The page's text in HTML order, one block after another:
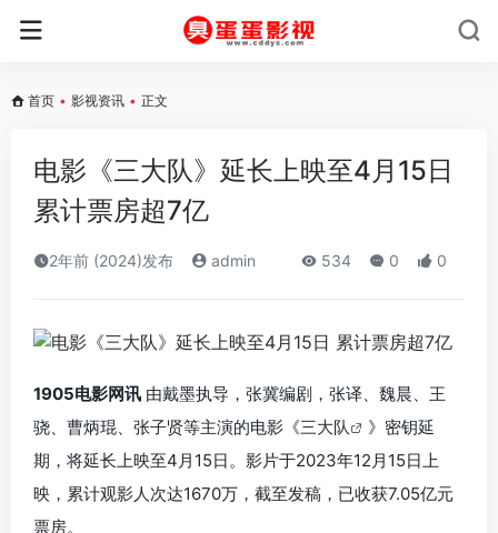
首页 • 影视资讯 • 正文
电影《三大队》延长上映至4月15日
累计票房超7亿
2年前 (2024)发布 admin 534 0 0
1905电影网讯 由戴墨执导，张冀编剧，张译、魏晨、王
骁、曹炳琨、张子贤等主演的电影《三大队
》密钥延
期，将延长上映至4月15日。影片于2023年12月15日上
映，累计观影人次达1670万，截至发稿，已收获7.05亿元
票房。